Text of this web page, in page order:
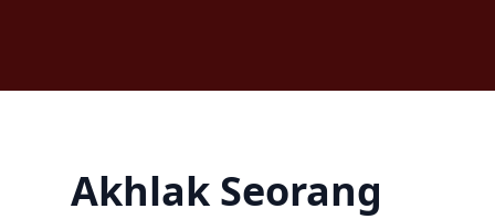
Akhlak Seorang